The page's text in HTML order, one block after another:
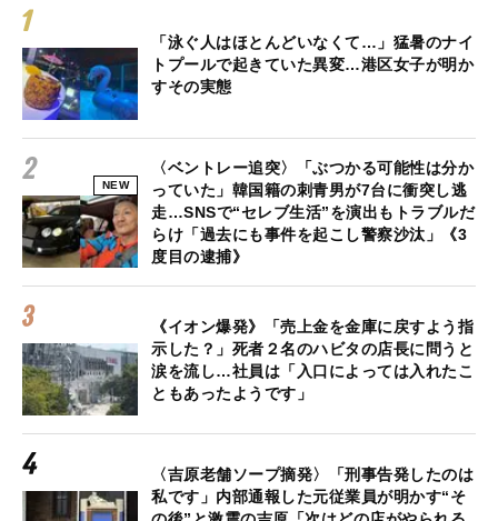
「泳ぐ人はほとんどいなくて…」猛暑のナイ
トプールで起きていた異変…港区女子が明か
すその実態
NEW
〈ベントレー追突〉「ぶつかる可能性は分か
っていた」韓国籍の刺青男が7台に衝突し逃
走…SNSで“セレブ生活”を演出もトラブルだ
らけ「過去にも事件を起こし警察沙汰」《3
度目の逮捕》
《イオン爆発》「売上金を金庫に戻すよう指
示した？」死者２名のハビタの店長に問うと
涙を流し…社員は「入口によっては入れたこ
ともあったようです」
〈吉原老舗ソープ摘発〉「刑事告発したのは
私です」内部通報した元従業員が明かす“そ